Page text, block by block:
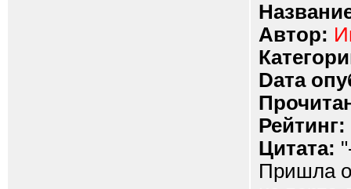
Автор:
Dата
Рейтинг:
Цитата:
Пришла